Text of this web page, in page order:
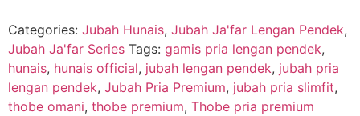
Categories: Jubah Hunais, Jubah Ja'far Lengan Pendek,
Jubah Ja'far Series Tags: gamis pria lengan pendek,
hunais, hunais official, jubah lengan pendek, jubah pria
lengan pendek, Jubah Pria Premium, jubah pria slimfit,
thobe omani, thobe premium, Thobe pria premium